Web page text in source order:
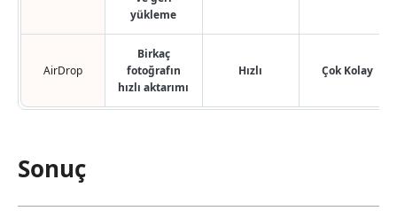
yükleme
AirDrop
Birkaç
fotoğrafın
hızlı aktarımı
Hızlı Çok Kolay
Sonuç